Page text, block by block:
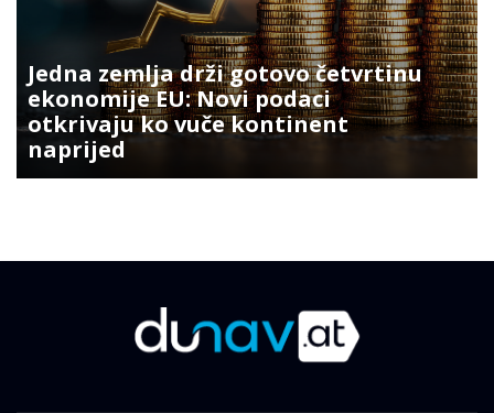
Jedna zemlja drži gotovo četvrtinu
ekonomije EU: Novi podaci
otkrivaju ko vuče kontinent
naprijed